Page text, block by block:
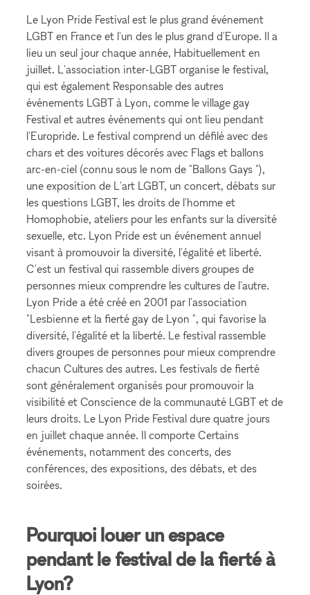
Le Lyon Pride Festival est le plus grand événement
LGBT en France et l'un des le plus grand d'Europe. Il a
lieu un seul jour chaque année, Habituellement en
juillet. L'association inter-LGBT organise le festival,
qui est également Responsable des autres
événements LGBT à Lyon, comme le village gay
Festival et autres événements qui ont lieu pendant
l'Europride. Le festival comprend un défilé avec des
chars et des voitures décorés avec Flags et ballons
arc-en-ciel (connu sous le nom de "Ballons Gays "),
une exposition de L'art LGBT, un concert, débats sur
les questions LGBT, les droits de l'homme et
Homophobie, ateliers pour les enfants sur la diversité
sexuelle, etc. Lyon Pride est un événement annuel
visant à promouvoir la diversité, l'égalité et liberté.
C'est un festival qui rassemble divers groupes de
personnes mieux comprendre les cultures de l'autre.
Lyon Pride a été créé en 2001 par l'association
"Lesbienne et la fierté gay de Lyon ", qui favorise la
diversité, l'égalité et la liberté. Le festival rassemble
divers groupes de personnes pour mieux comprendre
chacun Cultures des autres. Les festivals de fierté
sont généralement organisés pour promouvoir la
visibilité et Conscience de la communauté LGBT et de
leurs droits. Le Lyon Pride Festival dure quatre jours
en juillet chaque année. Il comporte Certains
événements, notamment des concerts, des
conférences, des expositions, des débats, et des
soirées.
Pourquoi louer un espace
pendant le festival de la fierté à
Lyon?